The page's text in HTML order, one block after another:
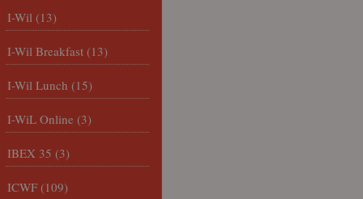
I-Wil (13)
I-Wil Breakfast (13)
I-Wil Lunch (15)
I-WiL Online (3)
IBEX 35 (3)
ICWF (109)